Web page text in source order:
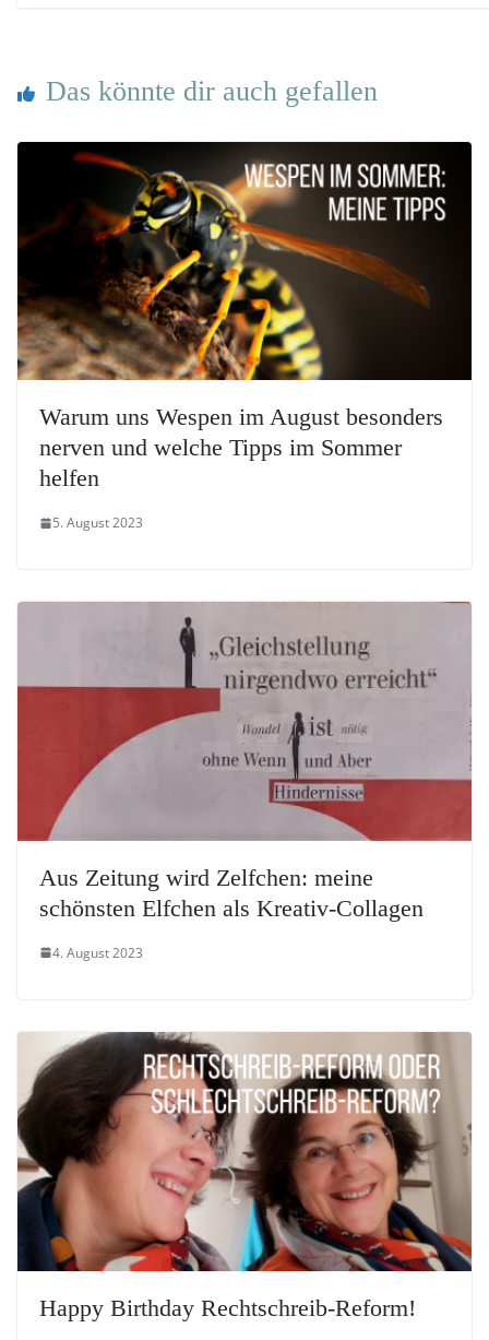
Das könnte dir auch gefallen
Warum uns Wespen im August besonders
nerven und welche Tipps im Sommer
helfen
5. August 2023
Aus Zeitung wird Zelfchen: meine
schönsten Elfchen als Kreativ-Collagen
4. August 2023
Happy Birthday Rechtschreib-Reform!